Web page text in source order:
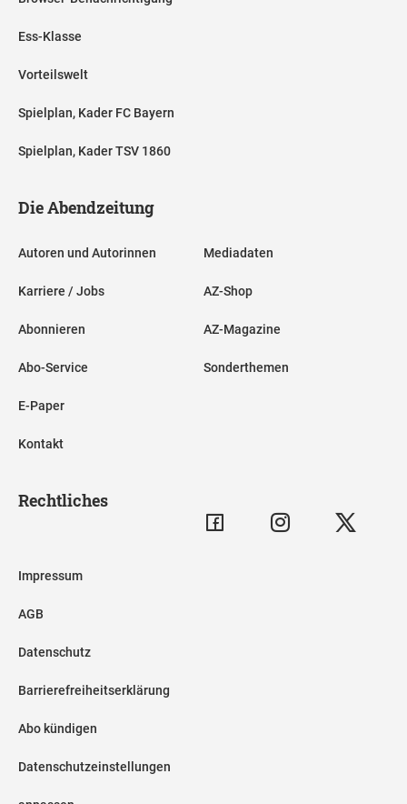
Ess-Klasse
Vorteilswelt
Spielplan, Kader FC Bayern
Spielplan, Kader TSV 1860
Die Abendzeitung
Autoren und Autorinnen
Karriere / Jobs
Abonnieren
Abo-Service
E-Paper
Kontakt
Mediadaten
AZ-Shop
AZ-Magazine
Sonderthemen
Rechtliches
Impressum
AGB
Datenschutz
Barrierefreiheitserklärung
Abo kündigen
Datenschutzeinstellungen